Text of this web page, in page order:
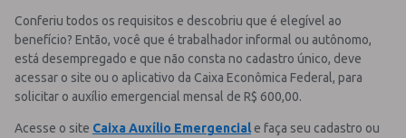
Conferiu todos os requisitos e descobriu que é elegível ao
benefício? Então, você que é trabalhador informal ou autônomo,
está desempregado e que não consta no cadastro único, deve
acessar o site ou o aplicativo da Caixa Econômica Federal, para
solicitar o auxílio emergencial mensal de R$ 600,00.
Acesse o site Caixa Auxílio Emergenciale faça seu cadastro ou